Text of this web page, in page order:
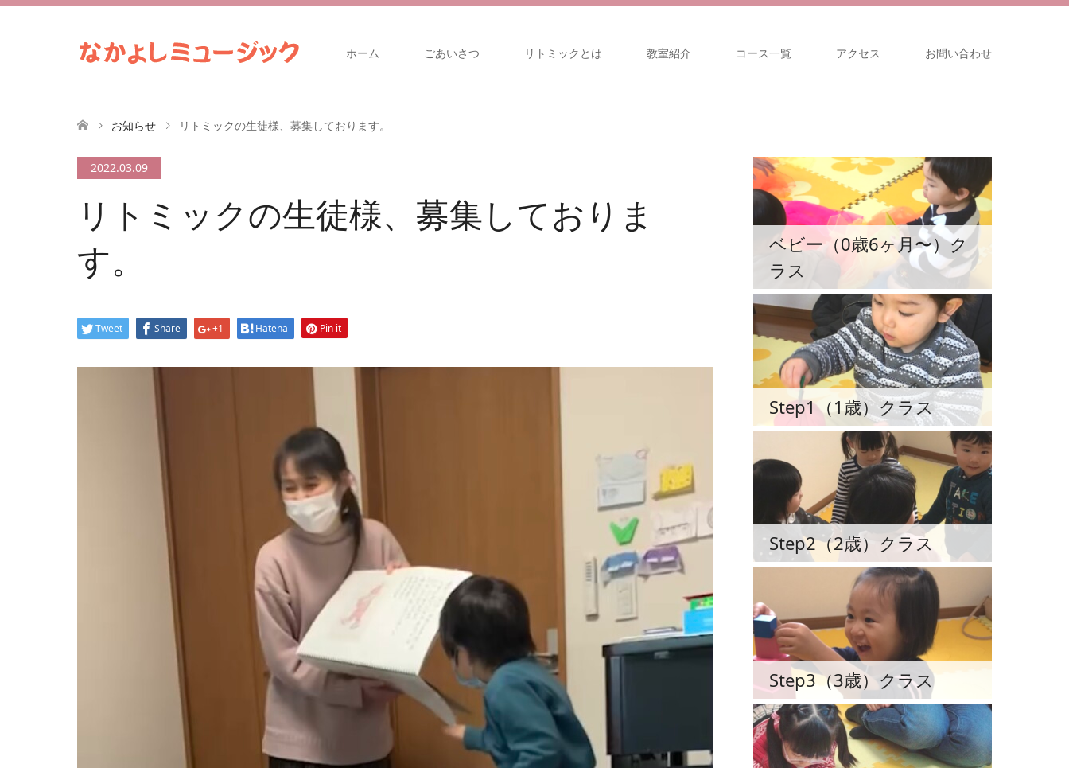
ホーム ごあいさつ リトミックとは 教室紹介 コース一覧 アクセス お問い合わせ
お知らせ リトミックの生徒様、募集しております。
2022.03.09
リトミックの生徒様、募集しておりま
す。
Tweet Share +1 Hatena Pin it
ベビー（0歳6ヶ月〜）ク
ラス
Step1（1歳）クラス
Step2（2歳）クラス
Step3（3歳）クラス